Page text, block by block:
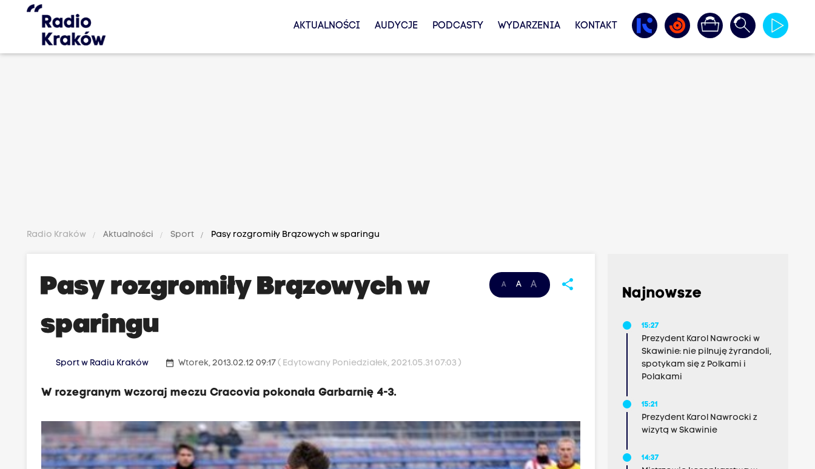
AKTUALNOŚCI AUDYCJE PODCASTY WYDARZENIA KONTAKT
Radio Kraków Aktualności Sport Pasy rozgromiły Brązowych w sparingu
A A A share
Pasy rozgromiły Brązowych w
sparingu
Sport w Radiu Kraków date_range Wtorek, 2013.02.12 09:17( Edytowany Poniedziałek, 2021.05.31 07:03 )
W rozegranym wczoraj meczu Cracovia pokonała Garbarnię 4-3.
Najnowsze
15:27
Prezydent Karol Nawrocki w
Skawinie: nie pilnuję żyrandoli,
spotykam się z Polkami i
Polakami
15:21
Prezydent Karol Nawrocki z
wizytą w Skawinie
14:37